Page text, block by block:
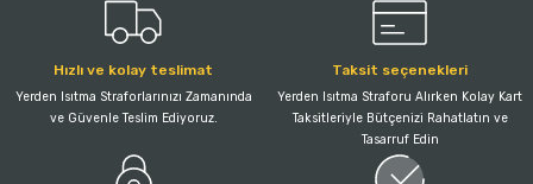
Hızlı ve kolay teslimat
Yerden Isıtma Straforlarınızı Zamanında
ve Güvenle Teslim Ediyoruz.
Taksit seçenekleri
Yerden Isıtma Straforu Alırken Kolay Kart
Taksitleriyle Bütçenizi Rahatlatın ve
Tasarruf Edin